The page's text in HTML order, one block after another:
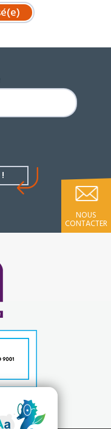
NOUS
CONTACTER